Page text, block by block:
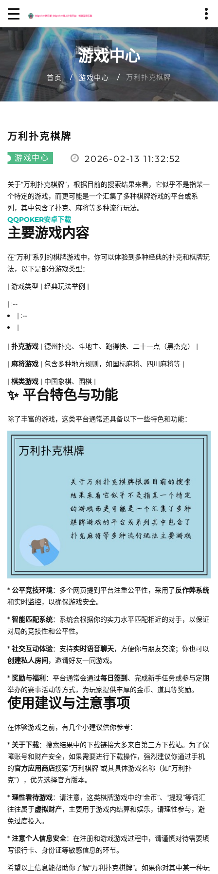
游戏中心
首页 游戏中心 万利扑克棋牌
万利扑克棋牌
游戏中心 2026-02-13 11:32:52
关于“万利扑克棋牌”，根据目前的搜索结果来看，它似乎不是指某一
个特定的游戏，而更可能是一个汇集了多种棋牌游戏的平台或系
列，其中包含了扑克、麻将等多种流行玩法。
QQPOKER安卓下载
主要游戏内容
在“万利”系列的棋牌游戏中，你可以体验到多种经典的扑克和棋牌玩
法，以下是部分游戏类型：
| 游戏类型 | 经典玩法举例 |
| :--
| :--
|
| 扑克游戏 | 德州扑克、斗地主、跑得快、二十一点（黑杰克） |
| 麻将游戏 | 包含多种地方规则，如国标麻将、四川麻将等 |
| 棋类游戏 | 中国象棋、围棋 |
✨ 平台特色与功能
除了丰富的游戏，这类平台通常还具备以下一些特色和功能：
* 公平竞技环境：多个网页提到平台注重公平性，采用了反作弊系统
和实时监控，以确保游戏安全。
* 智能匹配系统：系统会根据你的实力水平匹配相近的对手，以保证
对局的竞技性和公平性。
* 社交互动体验：支持实时语音聊天，方便你与朋友交流；你也可以
创建私人房间，邀请好友一同游戏。
* 奖励与福利 ：平台通常会通过每日签到 、完成新手任务或参与定期
举办的赛事活动等方式，为玩家提供丰厚的金币、道具等奖励。
使用建议与注意事项
在体验游戏之前，有几个小建议供你参考：
* 关于下载：搜索结果中的下载链接大多来自第三方下载站。为了保
障账号和财产安全，如果需要进行下载操作，强烈建议你通过手机
的官方应用商店搜索“万利棋牌”或其具体游戏名称（如“万利扑
克”），优先选择官方版本。
* 理性看待游戏：请注意，这类棋牌游戏中的“金币”、“提现”等词汇
往往属于虚拟财产，主要用于游戏内结算和娱乐，请理性参与，避
免过度投入。
* 注意个人信息安全：在注册和游戏游戏过程中，请谨慎对待需要填
写银行卡、身份证等敏感信息的环节。
希望以上信息能帮助你了解“万利扑克棋牌”。如果你对其中某一种玩